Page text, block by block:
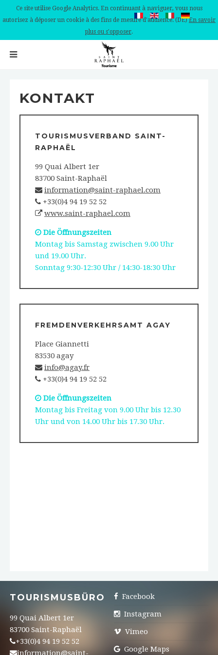
Ce site utilise Google Analytics. En continuant à naviguer, vous nous
autorisez à déposer un cookie à des fins de mesure d'audience. (DE)En savoir
plus ou s'opposer.
KONTAKT
TOURISMUSVERBAND SAINT-
RAPHAËL
99 Quai Albert 1er
83700 Saint-Raphaël
information@saint-raphael.com
+33(0)4 94 19 52 52
www.saint-raphael.com
Die Öffnungszeiten
Montag bis Samstag zwischen 9.00 Uhr
und 19.00 Uhr.
Sonntag 9:30-12:30 Uhr / 14:30-18:30 Uhr
FREMDENVERKEHRSAMT AGAY
Place Giannetti
83530 agay
info@agay.fr
+33(0)4 94 19 52 52
Die Öffnungszeiten
Montag bis Freitag von 9.00 Uhr bis 12.30
Uhr und von 14.00 Uhr bis 17.30 Uhr.
TOURISMUSBÜRO
99 Quai Albert 1er
83700 Saint-Raphaël
+33(0)4 94 19 52 52
information@saint-
Facebook
Instagram
Vimeo
Google Maps